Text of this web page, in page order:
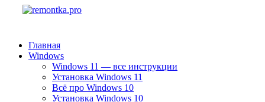
Главная
Windows
Windows 11 — все инструкции
Установка Windows 11
Всё про Windows 10
Установка Windows 10